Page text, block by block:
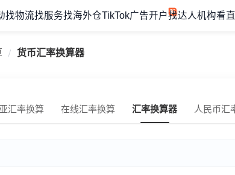
找物流找服务找海外仓TikTok广告开户找达人机构看
货币汇率换算器
汇率换算 在线汇率换算 汇率换算器 人民币汇